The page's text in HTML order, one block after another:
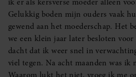
Gelukkig boden mijn ouders vaak
gewend aan het moederschap. Het
we een klein jaar later besloten
dacht dat ik weer snel in
viel tegen. Na acht maanden was ik